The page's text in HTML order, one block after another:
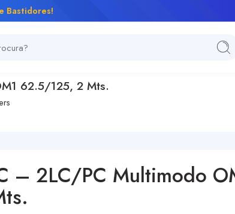
Bastidores!
62.5/125, 2 Mts.
– 2LC/PC Multimodo